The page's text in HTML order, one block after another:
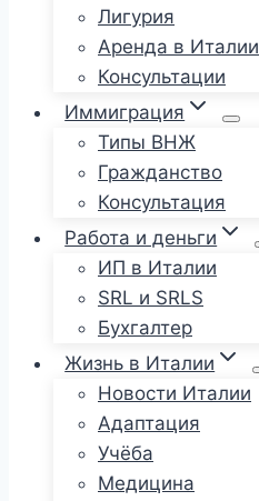
Лигурия
Аренда в Италии
Консультации
Иммиграция
Типы ВНЖ
Гражданство
Консультация
Работа и деньги
ИП в Италии
SRL и SRLS
Бухгалтер
Жизнь в Италии
Новости Италии
Адаптация
Учёба
Медицина